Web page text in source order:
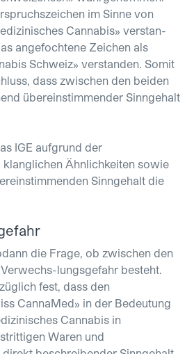
im Sinne von
Cannabis» verstan-
angefochtene Zeichen als
Schweiz» verstanden. Somit
dass zwischen den beiden
übereinstimmender Sinngehalt
IGE aufgrund der
Ähnlichkeiten sowie
Sinngehalt die
die Frage, ob zwischen den
lungsgefahr besteht.
fest, dass den
CannaMed» in der Bedeutung
Cannabis in
Waren und